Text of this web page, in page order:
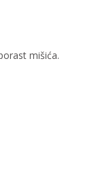
mišića.